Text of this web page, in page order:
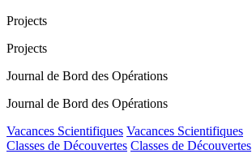
Projects
Projects
Journal de Bord des Opérations
Journal de Bord des Opérations
Vacances Scientifiques Vacances Scientifiques
Classes de Découvertes Classes de Découvertes